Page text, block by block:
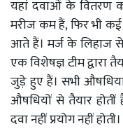
यहां दवाओं के वितरण
मरीज कम हैं, फिर भी
आते हैं। मर्ज के लिहाज से
एक विशेषज्ञ टीम
जुड़े हुए हैं। सभी
औषधियों से तैयार होतीं
दवा नहीं प्रयोग नहीं होती।